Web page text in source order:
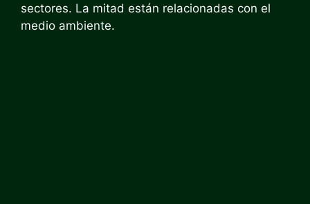
sectores. La mitad están relacionadas con el
medio ambiente.